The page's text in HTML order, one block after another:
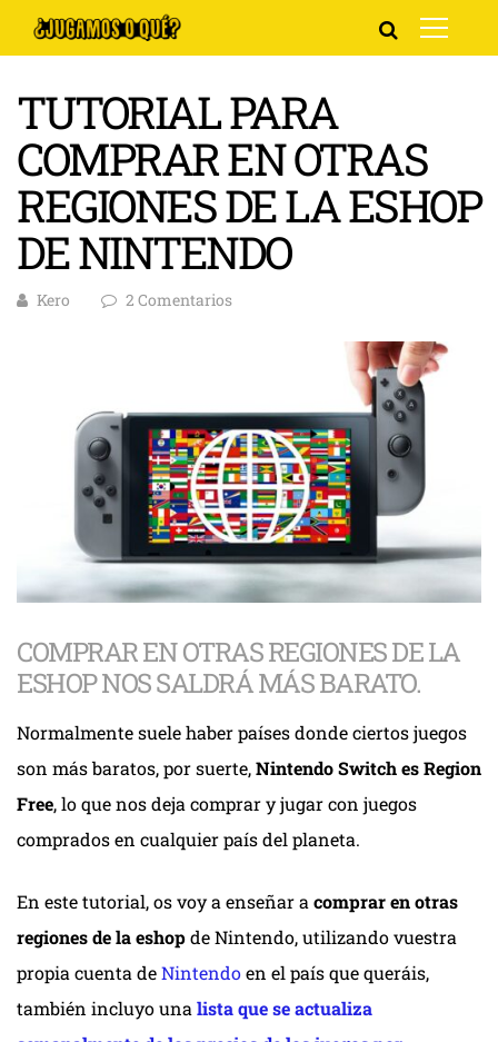
TUTORIAL PARA
COMPRAR EN OTRAS
REGIONES DE LA ESHOP
DE NINTENDO
Kero 2 Comentarios
COMPRAR EN OTRAS REGIONES DE LA
ESHOP NOS SALDRÁ MÁS BARATO.
Normalmente suele haber países donde ciertos juegos
son más baratos, por suerte,Nintendo Switch es Region
Free, lo que nos deja comprar y jugar con juegos
comprados en cualquier país del planeta.
En este tutorial, os voy a enseñar a comprar en otras
regiones de la eshopde Nintendo, utilizando vuestra
propia cuenta deNintendoen el país que queráis,
también incluyo una lista que se actualiza